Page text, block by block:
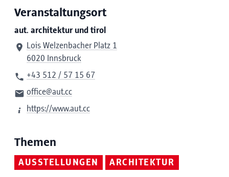
Veranstaltungsort
aut. architektur und tirol
Lois Welzenbacher Platz 1
6020 Innsbruck
+43 512 / 57 15 67
office@aut.cc
https://www.aut.cc
Themen
AUSSTELLUNGEN ARCHITEKTUR